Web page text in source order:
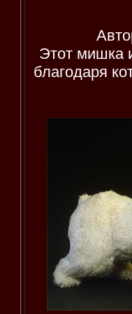
Этот мишка
благодаря